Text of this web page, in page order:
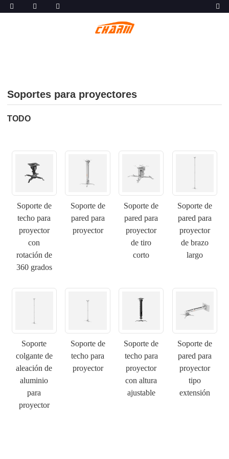
Soportes para proyectores
TODO
Soporte de
techo para
proyector
con
rotación de
360 ​​grados
Soporte de
pared para
proyector
Soporte de
pared para
proyector
de tiro
corto
Soporte de
pared para
proyector
de brazo
largo
Soporte
colgante de
aleación de
aluminio
para
proyector
Soporte de
techo para
proyector
Soporte de
techo para
proyector
con altura
ajustable
Soporte de
pared para
proyector
tipo
extensión
ENVIAR UNA SOLICITUD